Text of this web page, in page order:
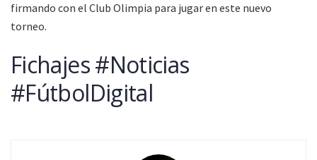
firmando con el Club Olimpia para jugar en este nuevo
torneo.
Fichajes #Noticias
#FútbolDigital